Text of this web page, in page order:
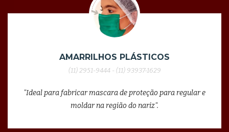
AMARRILHOS PLÁSTICOS
(11) 2951-9444 - (11) 93937-1629
"Ideal para fabricar mascara de proteção para regular e
moldar na região do nariz".